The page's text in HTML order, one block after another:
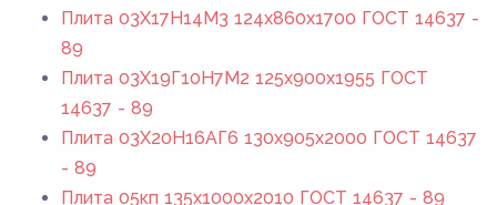
Плита 03Х17Н14М3 124x860x1700 ГОСТ 14637 -
89
Плита 03Х19Г10Н7М2 125x900x1955 ГОСТ
14637 - 89
Плита 03Х20Н16АГ6 130x905x2000 ГОСТ 14637
- 89
Плита 05кп 135x1000x2010 ГОСТ 14637 - 89